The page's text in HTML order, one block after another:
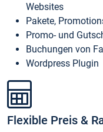
Websites
Pakete,
Promo- und
Buchungen von
Wordpress Plugin
Flexible Preis &